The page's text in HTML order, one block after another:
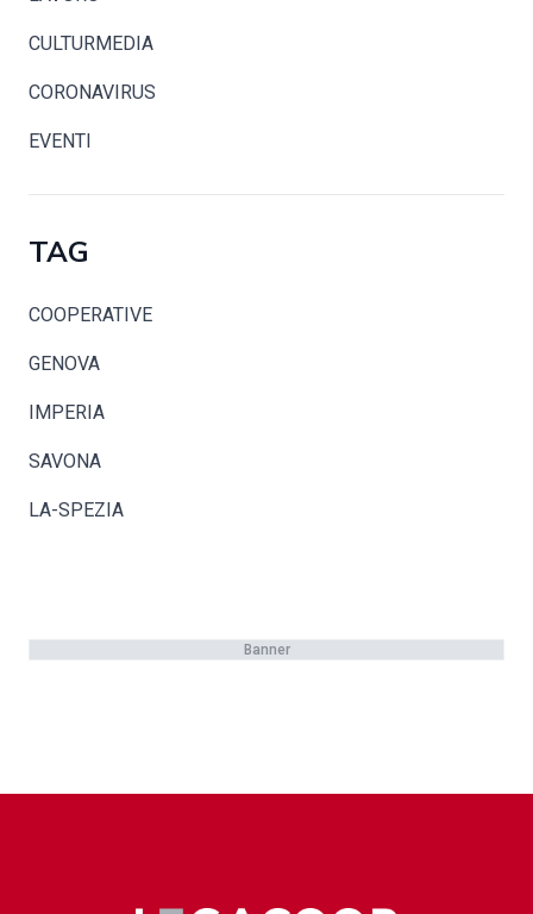
CULTURMEDIA
CORONAVIRUS
EVENTI
TAG
COOPERATIVE
GENOVA
IMPERIA
SAVONA
LA-SPEZIA
Banner